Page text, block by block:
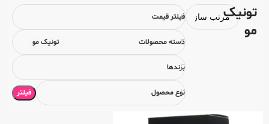
تونیک
مو
فیلتر قیمت
دسته محصولات تونیک مو
برندها
نوع محصول فیلتر